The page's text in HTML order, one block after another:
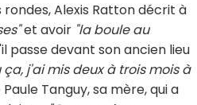
Alexis Ratton décrit à
et avoir "la boule au
passe devant son ancien lieu
ça, j'ai mis deux à trois mois à
Tanguy, sa mère, qui a